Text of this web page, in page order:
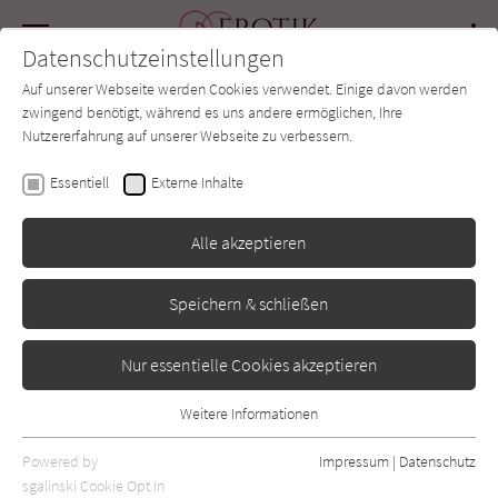
SUCHE Forum Charts Newsletter
Kichiku Neko
Sortierung:
Datenschutzeinstellungen
Auf unserer Webseite werden Cookies verwendet. Einige davon werden
zwingend benötigt, während es uns andere ermöglichen, Ihre
Nutzererfahrung auf unserer Webseite zu verbessern.
Essentiell Externe Inhalte
Alle akzeptieren
Speichern & schließen
Nur essentielle Cookies akzeptieren
Essentielle Cookies werden für grundlegende Funktionen der
Webseite benötigt. Dadurch ist gewährleistet, dass die Webseite
Weitere Informationen
Powered by
sgalinski Cookie Opt In
Impressum | Datenschutz